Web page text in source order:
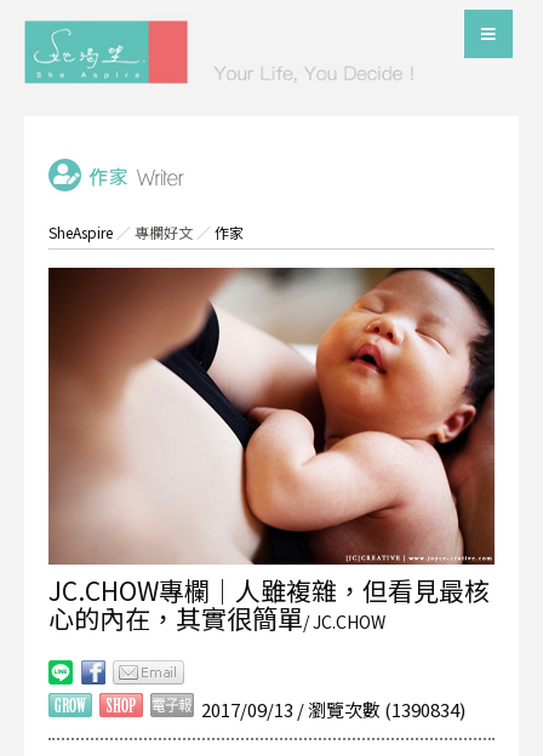
SheAspire ／專欄好文 ／作家
JC.CHOW專欄｜人雖複雜，但看見最核
心的內在，其實很簡單/ JC.CHOW
2017/09/13 / 瀏覽次數 (1390834)